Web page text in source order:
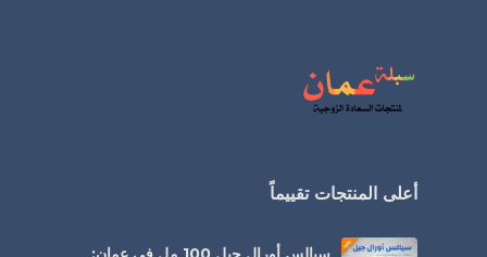
أعلى المنتجات تقييماً